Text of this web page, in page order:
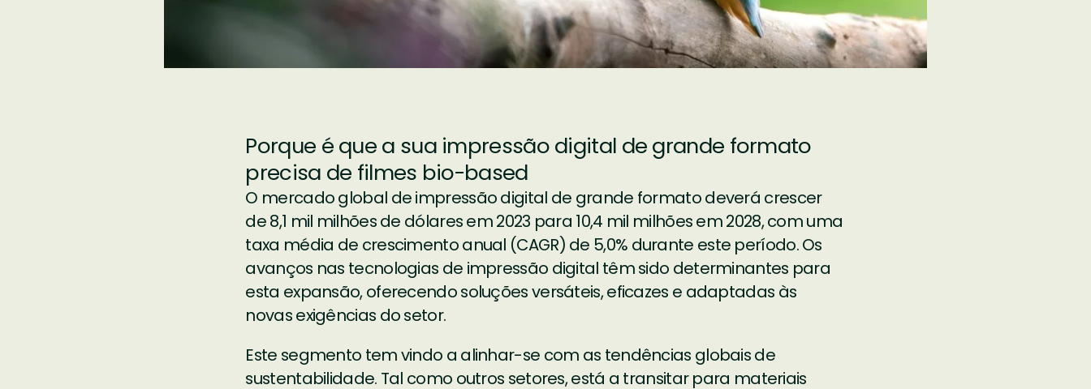
Porque é que a sua impressão digital de grande formato
precisa de filmes bio-based
O mercado global de impressão digital de grande formato deverá crescer
de 8,1 mil milhões de dólares em 2023 para 10,4 mil milhões em 2028, com uma
taxa média de crescimento anual (CAGR) de 5,0% durante este período. Os
avanços nas tecnologias de impressão digital têm sido determinantes para
esta expansão, oferecendo soluções versáteis, eficazes e adaptadas às
novas exigências do setor.
Este segmento tem vindo a alinhar-se com as tendências globais de
sustentabilidade. Tal como outros setores, está a transitar para materiais